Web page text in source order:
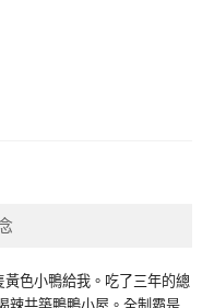
色小鴨給我。吃了三年的總